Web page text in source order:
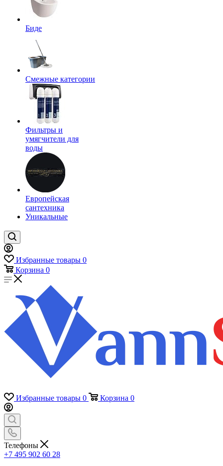
Биде
Смежные категории
Фильтры и
умягчители для
воды
Европейская
сантехника
Уникальные
Избранные товары 0
Корзина 0
Избранные товары 0 Корзина 0
Телефоны
+7 495 902 60 28